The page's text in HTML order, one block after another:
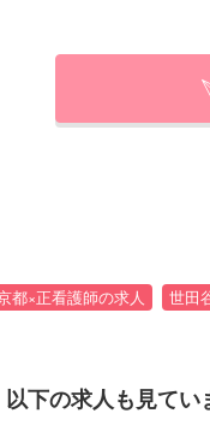
都×正看護師の求人 世田
下の求人も見てい